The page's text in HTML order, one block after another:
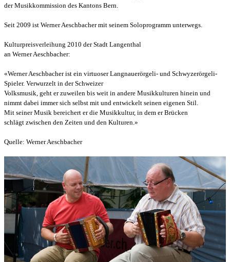
der Musikkommission des Kantons Bern.
Seit 2009 ist Werner Aeschbacher mit seinem Soloprogramm unterwegs.
Kulturpreisverleihung 2010 der Stadt Langenthal
an Werner Aeschbacher:
«Werner Aeschbacher ist ein virtuoser Langnauerörgeli- und Schwyzerörgeli-
Spieler. Verwurzelt in der Schweizer
Volksmusik, geht er zuweilen bis weit in andere Musikkulturen hinein und
nimmt dabei immer sich selbst mit und entwickelt seinen eigenen Stil.
Mit seiner Musik bereichert er die Musikkultur, in dem er Brücken
schlägt zwischen den Zeiten und den Kulturen.»
Quelle: Werner Aeschbacher